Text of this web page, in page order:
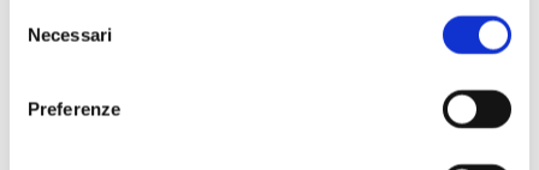
delNecessari
Preferenze